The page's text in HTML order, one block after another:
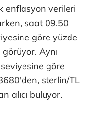
enflasyon verileri
saat 09.50
göre yüzde
Aynı
göre
sterlin/TL
alıcı buluyor.